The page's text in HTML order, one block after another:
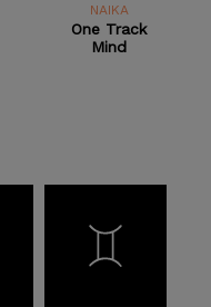
NAIKA
One Track
Mind